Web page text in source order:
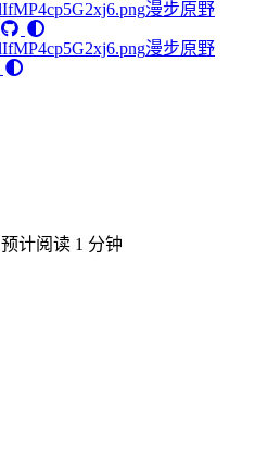
漫步原野
漫步原野
预计阅读 1 分钟